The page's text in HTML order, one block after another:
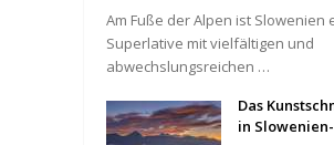
Am Fuße der Alpen ist Slowenien
Superlative mit vielfältigen und
abwechslungsreichen …
Das
in